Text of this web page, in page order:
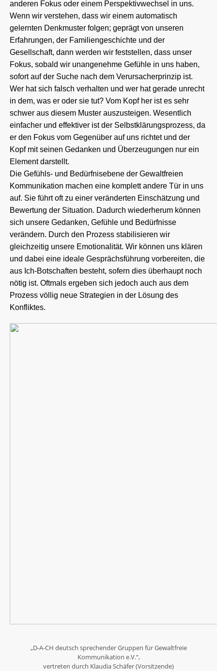
anderen Fokus oder einem Perspektivwechsel in uns.
Wenn wir verstehen, dass wir einem automatisch
gelernten Denkmuster folgen; geprägt von unseren
Erfahrungen, der Familiengeschichte und der
Gesellschaft, dann werden wir feststellen, dass unser
Fokus, sobald wir unangenehme Gefühle in uns haben,
sofort auf der Suche nach dem Verursacherprinzip ist.
Wer hat sich falsch verhalten und wer hat gerade unrecht
in dem, was er oder sie tut? Vom Kopf her ist es sehr
schwer aus diesem Muster auszusteigen. Wesentlich
einfacher und effektiver ist der Selbstklärungsprozess, da
er den Fokus vom Gegenüber auf uns richtet und der
Kopf mit seinen Gedanken und Überzeugungen nur ein
Element darstellt.
Die Gefühls- und Bedürfnisebene der Gewaltfreien
Kommunikation machen eine komplett andere Tür in uns
auf. Sie führt oft zu einer veränderten Einschätzung und
Bewertung der Situation. Dadurch wiederherum können
sich unsere Gedanken, Gefühle und Bedürfnisse
verändern. Durch den Prozess stabilisieren wir
gleichzeitig unsere Emotionalität. Wir können uns klären
und dabei eine ideale Gesprächsführung vorbereiten, die
aus Ich-Botschaften besteht, sofern dies überhaupt noch
nötig ist. Oftmals ergeben sich jedoch auch aus dem
Prozess völlig neue Strategien in der Lösung des
Konfliktes.
„D-A-CH deutsch sprechender Gruppen für Gewaltfreie
Kommunikation e.V.“,
vertreten durch Klaudia Schäfer (Vorsitzende)